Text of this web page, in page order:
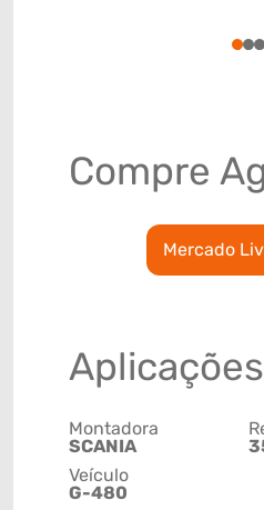
123
Compre
Mercado
Montadora
SCANIA
Veículo
G-480